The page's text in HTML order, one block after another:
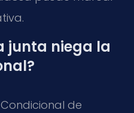
junta niega la
de